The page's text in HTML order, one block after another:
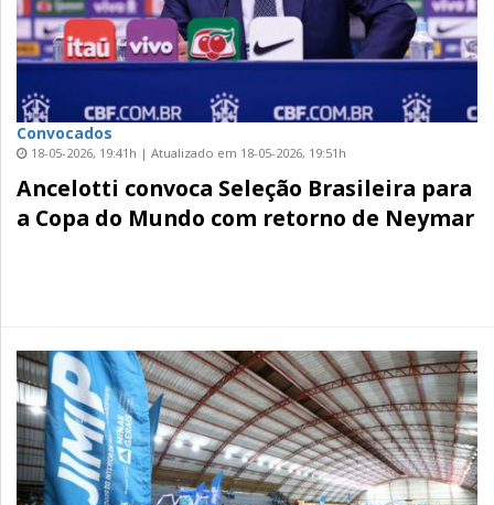
Convocados
18-05-2026, 19:41h | Atualizado em 18-05-2026, 19:51h
Ancelotti convoca Seleção Brasileira para
a Copa do Mundo com retorno de Neymar